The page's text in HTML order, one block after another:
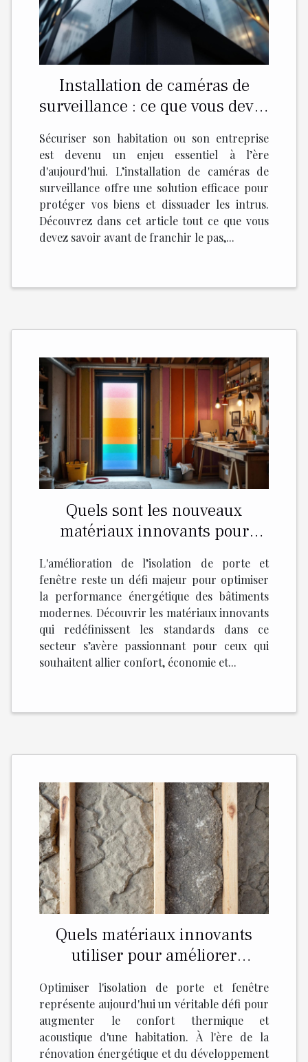
Installation de caméras de
surveillance : ce que vous devez
Sécuriser son habitation ou son entreprise
est devenu un enjeu essentiel à l’ère
d'aujourd'hui. L’installation de caméras de
surveillance offre une solution efficace pour
protéger vos biens et dissuader les intrus.
Découvrez dans cet article tout ce que vous
devez savoir avant de franchir le pas,...
Quels sont les nouveaux
matériaux innovants pour
L'amélioration de l’isolation de porte et
fenêtre reste un défi majeur pour optimiser
la performance énergétique des bâtiments
modernes. Découvrir les matériaux innovants
qui redéfinissent les standards dans ce
secteur s’avère passionnant pour ceux qui
souhaitent allier confort, économie et...
Quels matériaux innovants
utiliser pour améliorer
Optimiser l'isolation de porte et fenêtre
représente aujourd'hui un véritable défi pour
augmenter le confort thermique et
acoustique d'une habitation. À l'ère de la
rénovation énergétique et du développement